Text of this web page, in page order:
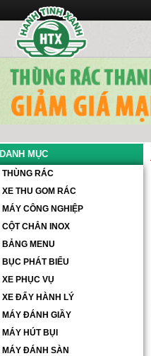
DANH MỤC
THÙNG RÁC
XE THU GOM RÁC
MÁY CÔNG NGHIỆP
CỘT CHẮN INOX
BẢNG MENU
BỤC PHÁT BIỂU
XE PHỤC VỤ
XE ĐẨY HÀNH LÝ
MÁY ĐÁNH GIẦY
MÁY HÚT BỤI
MÁY ĐÁNH SÀN